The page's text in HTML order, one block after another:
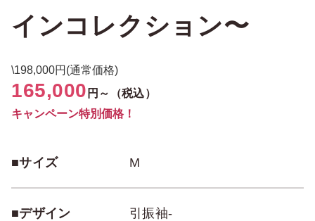
インコレクション〜
\198,000円(通常価格)
165,000 円～（税込）
キャンペーン特別価格！
■サイズ M
■デザイン 引振袖-